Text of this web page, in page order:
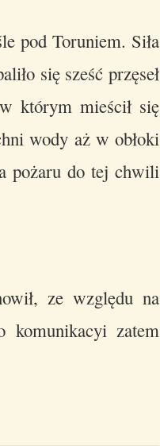
pod Toruniem. Siła
się sześć przęseł
którym mieścił się
wody aż w obłoki
pożaru do tej chwili
ze względu na
komunikacyi zatem